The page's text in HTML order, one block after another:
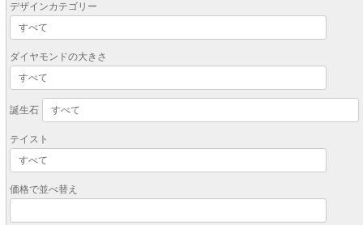
デザインカテゴリー
ダイヤモンドの大きさ
誕生石
テイスト
価格で並べ替え